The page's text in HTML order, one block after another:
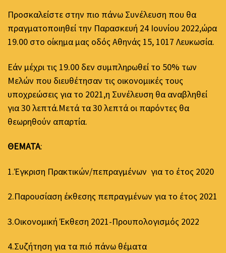
Προσκαλείστε στην πιο πάνω Συνέλευση που θα
πραγματοποιηθεί την Παρασκευή 24 Ιουνίου 2022,ώρα
19.00 στο οίκημα μας οδός Αθηνάς 15, 1017 Λευκωσία.
Εάν μέχρι τις 19.00 δεν συμπληρωθεί το 50% των
Μελών που διευθέτησαν τις οικονομικές τους
υποχρεώσεις για το 2021,η Συνέλευση θα αναβληθεί
για 30 λεπτά.Μετά τα 30 λεπτά οι παρόντες θα
θεωρηθούν απαρτία.
ΘΕΜΑΤΑ:
1.Έγκριση Πρακτικών/πεπραγμένων για το έτος 2020
2.Παρουσίαση έκθεσης πεπραγμένων για το έτος 2021
3.Οικονομική Έκθεση 2021-Προυπολογισμός 2022
4.Συζήτηση για τα πιό πάνω θέματα